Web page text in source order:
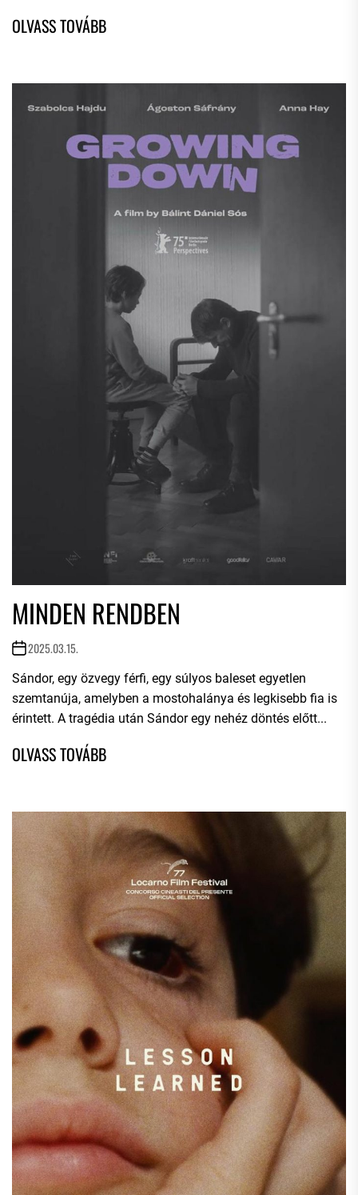
MINDEN RENDBEN
2025.03.15.
Sándor, egy özvegy férfi, egy súlyos baleset egyetlen
szemtanúja, amelyben a mostohalánya és legkisebb fia is
érintett. A tragédia után Sándor egy nehéz döntés előtt...